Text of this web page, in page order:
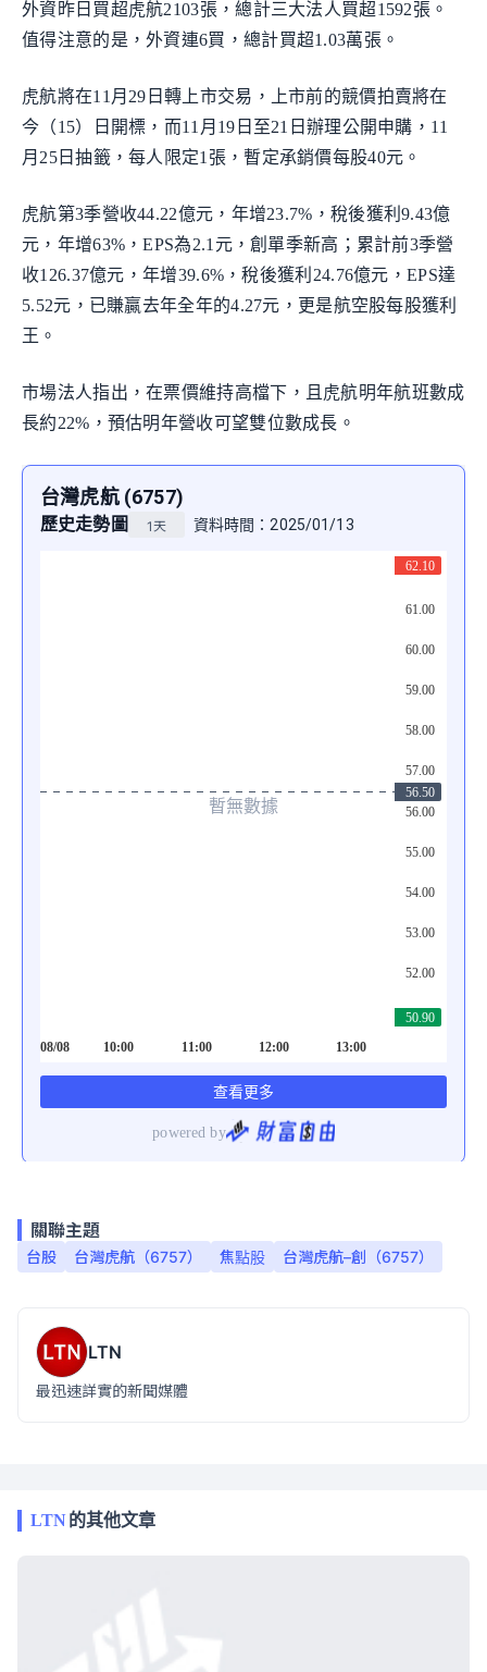
外資昨日買超虎航2103張，總計三大法人買超1592張。
值得注意的是，外資連6買，總計買超1.03萬張。
虎航將在11月29日轉上市交易，上市前的競價拍賣將在
今（15）日開標，而11月19日至21日辦理公開申購，11
月25日抽籤，每人限定1張，暫定承銷價每股40元。
虎航第3季營收44.22億元，年增23.7%，稅後獲利9.43億
元，年增63%，EPS為2.1元，創單季新高；累計前3季營
收126.37億元，年增39.6%，稅後獲利24.76億元，EPS達
5.52元，已賺贏去年全年的4.27元，更是航空股每股獲利
王。
市場法人指出，在票價維持高檔下，且虎航明年航班數成
長約22%，預估明年營收可望雙位數成長。
關聯主題
台股 台灣虎航（6757） 焦點股 台灣虎航–創（6757）
LTN
最迅速詳實的新聞媒體
LTN的其他文章